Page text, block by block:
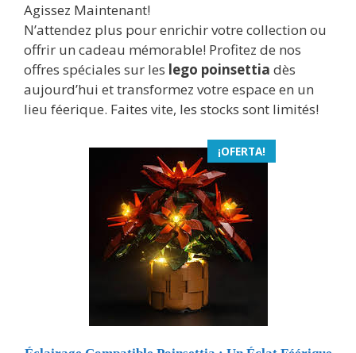
Agissez Maintenant!
N’attendez plus pour enrichir votre collection ou
offrir un cadeau mémorable! Profitez de nos
offres spéciales sur les lego poinsettia dès
aujourd’hui et transformez votre espace en un
lieu féerique. Faites vite, les stocks sont limités!
¡OFERTA!